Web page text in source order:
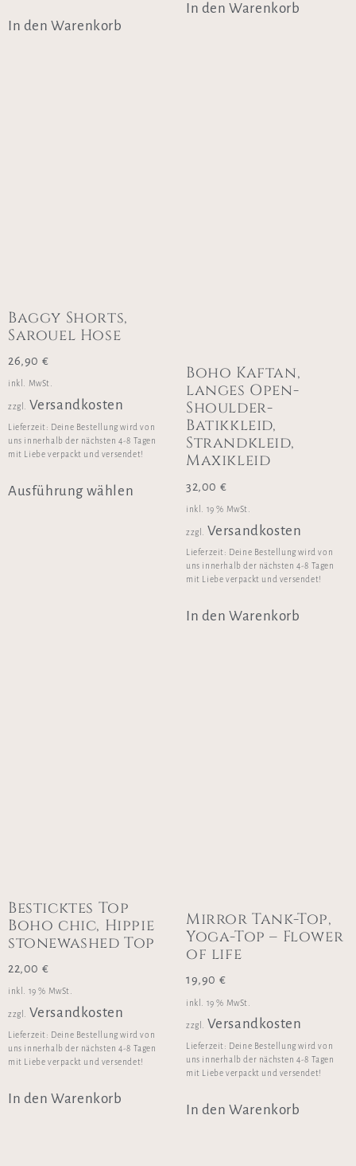
In den Warenkorb
In den Warenkorb
Baggy Shorts,
Sarouel Hose
26,90 €
inkl. MwSt.
zzgl. Versandkosten
Lieferzeit: Deine Bestellung wird von
uns innerhalb der nächsten 4-8 Tagen
mit Liebe verpackt und versendet!
Ausführung wählen
Boho Kaftan,
langes Open-
Shoulder-
Batikkleid,
Strandkleid,
Maxikleid
32,00 €
inkl. 19 % MwSt.
zzgl. Versandkosten
Lieferzeit: Deine Bestellung wird von
uns innerhalb der nächsten 4-8 Tagen
mit Liebe verpackt und versendet!
In den Warenkorb
Besticktes Top
Boho chic, Hippie
stonewashed Top
22,00 €
inkl. 19 % MwSt.
zzgl. Versandkosten
Lieferzeit: Deine Bestellung wird von
uns innerhalb der nächsten 4-8 Tagen
mit Liebe verpackt und versendet!
In den Warenkorb
Mirror Tank-Top,
Yoga-Top – Flower
of life
19,90 €
inkl. 19 % MwSt.
zzgl. Versandkosten
Lieferzeit: Deine Bestellung wird von
uns innerhalb der nächsten 4-8 Tagen
mit Liebe verpackt und versendet!
In den Warenkorb